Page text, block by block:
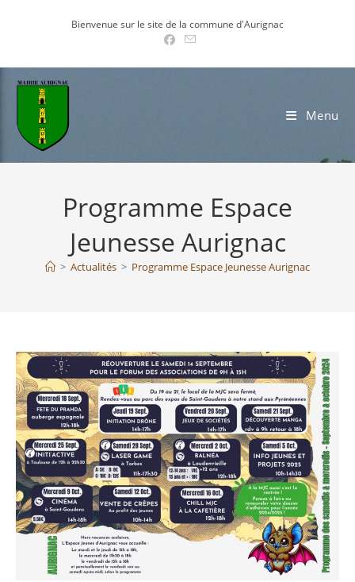
Bienvenue sur le site de la commune d'Aurignac
Menu
Programme Espace
Jeunesse Aurignac
> Actualités > Programme Espace Jeunesse Aurignac